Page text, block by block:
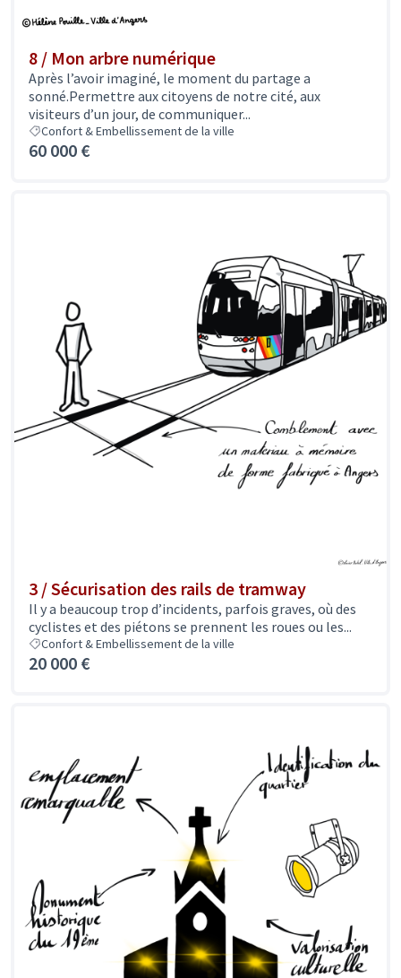
8 / Mon arbre numérique
Après l’avoir imaginé, le moment du partage a
sonné.Permettre aux citoyens de notre cité, aux
visiteurs d’un jour, de communiquer...
Confort & Embellissement de la ville
60 000 €
3 / Sécurisation des rails de tramway
Il y a beaucoup trop d’incidents, parfois graves, où des
cyclistes et des piétons se prennent les roues ou les...
Confort & Embellissement de la ville
20 000 €